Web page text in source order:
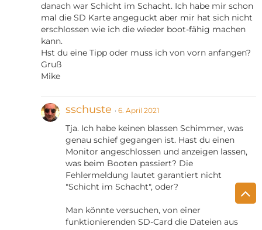
danach war Schicht im Schacht. Ich habe mir schon
mal die SD Karte angeguckt aber mir hat sich nicht
erschlossen wie ich die wieder boot-fähig machen
kann.
Hst du eine Tipp oder muss ich von vorn anfangen?
Gruß
Mike
sschuste 6. April 2021
Tja. Ich habe keinen blassen Schimmer, was
genau schief gegangen ist. Hast du einen
Monitor angeschlossen und anzeigen lassen,
was beim Booten passiert? Die
Fehlermeldung lautet garantiert nicht
"Schicht im Schacht", oder?
Man könnte versuchen, von einer
funktionierenden SD-Card die Dateien aus